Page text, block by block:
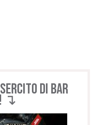
di BAR
↴